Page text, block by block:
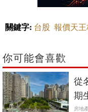
關鍵字: 台股 報價天王
你可能會喜歡
從
期
房地